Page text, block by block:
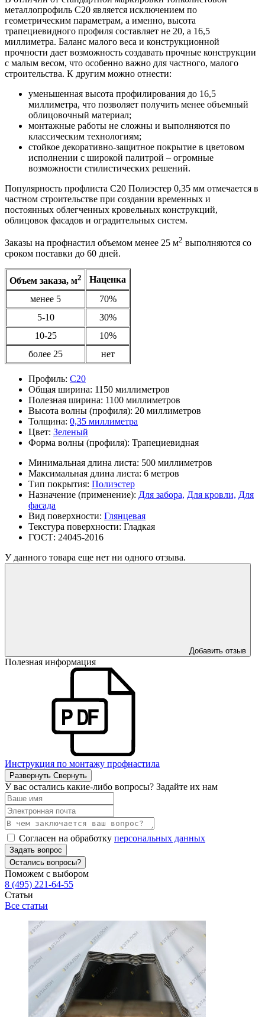
металлопрофиль С20 является исключением по
геометрическим параметрам, а именно, высота
трапециевидного профиля составляет не 20, а 16,5
миллиметра. Баланс малого веса и конструкционной
прочности дает возможность создавать прочные конструкции
с малым весом, что особенно важно для частного, малого
строительства. К другим можно отнести:
уменьшенная высота профилирования до 16,5
миллиметра, что позволяет получить менее объемный
облицовочный материал;
монтажные работы не сложны и выполняются по
классическим технологиям;
стойкое декоративно-защитное покрытие в цветовом
исполнении с широкой палитрой – огромные
возможности стилистических решений.
Популярность профлиста С20 Полиэстер 0,35 мм отмечается в
частном строительстве при создании временных и
постоянных облегченных кровельных конструкций,
облицовок фасадов и оградительных систем.
Заказы на профнастил объемом менее 25 м2 выполняются со
сроком поставки до 60 дней.
Объем заказа, м2
Наценка
менее 5
70%
5-10
30%
10-25
10%
более 25
нет
Профиль: С20
Общая ширина: 1150 миллиметров
Полезная ширина: 1100 миллиметров
Высота волны (профиля): 20 миллиметров
Толщина: 0,35 миллиметра
Цвет: Зеленый
Форма волны (профиля): Трапециевидная
Минимальная длина листа: 500 миллиметров
Максимальная длина листа: 6 метров
Тип покрытия: Полиэстер
Назначение (применение): Для забора, Для кровли, Для
фасада
Вид поверхности: Глянцевая
Текстура поверхности: Гладкая
ГОСТ: 24045-2016
У данного товара еще нет ни одного отзыва.
Добавить отзыв
Полезная информация
Инструкция по монтажу профнастила
Развернуть Свернуть
У вас остались какие-либо вопросы? Задайте их нам
Согласен на обработку персональных данных
Задать вопрос
Остались вопросы?
Поможем с выбором
8 (495) 221-64-55
Статьи
Все статьи